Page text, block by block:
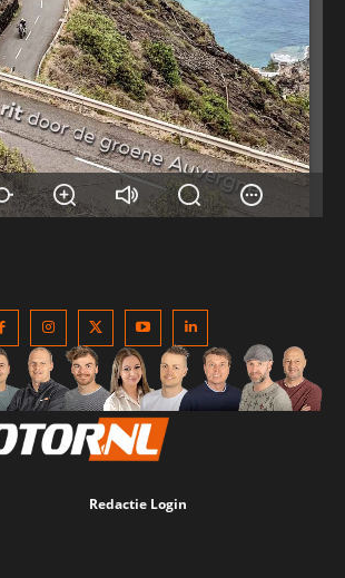
Redactie Login